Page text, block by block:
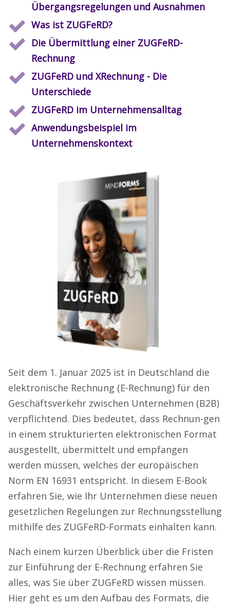
Übergangsregelungen und Ausnahmen
Was ist ZUGFeRD?
Die Übermittlung einer ZUGFeRD-
Rechnung
ZUGFeRD und XRechnung - Die
Unterschiede
ZUGFeRD im Unternehmensalltag
Anwendungsbeispiel im
Unternehmenskontext
Seit dem 1. Januar 2025 ist in Deutschland die
elektronische Rechnung (E-Rechnung) für den
Geschäftsverkehr zwischen Unternehmen (B2B)
verpflichtend. Dies bedeutet, dass Rechnun-gen
in einem strukturierten elektronischen Format
ausgestellt, übermittelt und empfangen
werden müssen, welches der europäischen
Norm EN 16931 entspricht. In diesem E-Book
erfahren Sie, wie Ihr Unternehmen diese neuen
gesetzlichen Regelungen zur Rechnungsstellung
mithilfe des ZUGFeRD-Formats einhalten kann.
Nach einem kurzen Überblick über die Fristen
zur Einführung der E-Rechnung erfahren Sie
alles, was Sie über ZUGFeRD wissen müssen.
Hier geht es um den Aufbau des Formats, die